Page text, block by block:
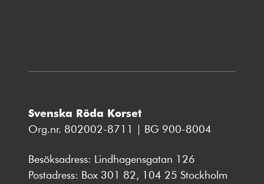
Svenska Röda Korset
Org.nr. 802002-8711 | BG 900-8004
Besöksadress: Lindhagensgatan 126
Postadress: Box 301 82, 104 25 Stockholm